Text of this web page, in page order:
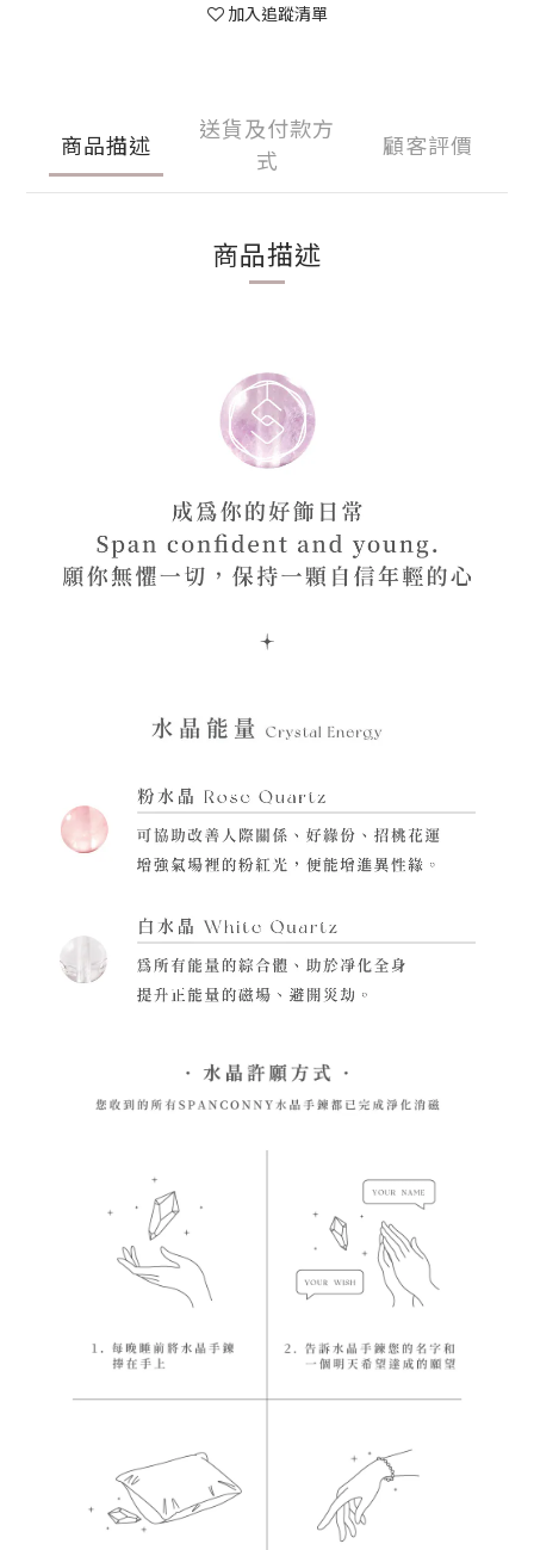
加入追蹤清單
商品描述
送貨及付款方
式
顧客評價
商品描述